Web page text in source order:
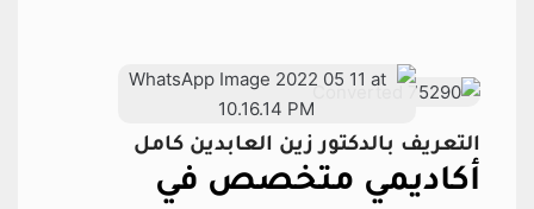
التعريف بالدكتور زين العابدين كامل
أكاديمي متخصص في